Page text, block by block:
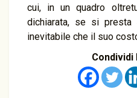
cui, in un quadro
dichiarata, se si presta
inevitabile che il suo